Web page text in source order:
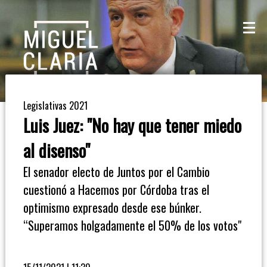
La
Mesa
Café
Columna
Opinión
Radioinforme
Legislativas 2021
Luis Juez: "No hay que tener miedo
al disenso"
El senador electo de Juntos por el Cambio
cuestionó a Hacemos por Córdoba tras el
optimismo expresado desde ese búnker.
“Superamos holgadamente el 50% de los votos"